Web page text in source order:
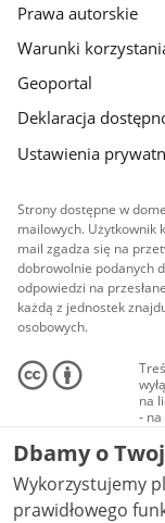
Prawa autorskie
Warunki
Geoportal
Deklaracja
Ustawienia
Strony dostępne w
mailowych. Użytkownik
mail zgadza się na
dobrowolnie podanych
odpowiedzi na
każdą z jednostek
osobowych.
na
- na
Dbamy o
Wykorzystujemy
prawidłowego